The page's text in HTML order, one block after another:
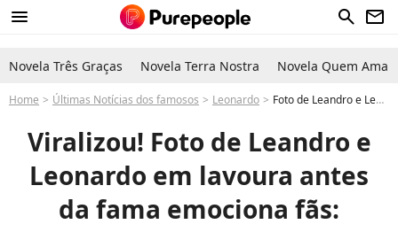
menu search newsletter
Novela Três Graças Novela Terra Nostra Novela Quem Ama
Home Últimas Notícias dos famosos Leonardo Foto de Leandro e Leonardo em lavoura antes da fama viraliza e emociona fãs
Viralizou! Foto de Leandro e
Leonardo em lavoura antes
da fama emociona fãs: